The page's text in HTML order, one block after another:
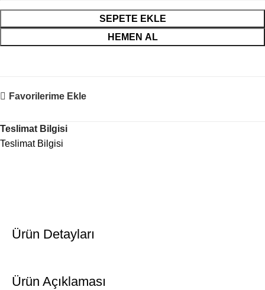
SEPETE EKLE
HEMEN AL
Favorilerime Ekle
Teslimat Bilgisi
Teslimat Bilgisi
Ürün Detayları
Ürün Açıklaması